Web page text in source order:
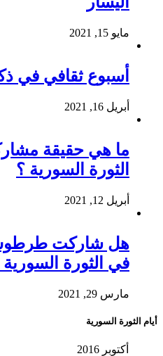
مايو 15, 2021
أسبوع ثقافي في
أبريل 16, 2021
ما هي حقيقة
الثورة السورية ؟
أبريل 12, 2021
هل شاركت
في الثورة
مارس 29, 2021
أيام الثورة السورية
أكتوبر 2016